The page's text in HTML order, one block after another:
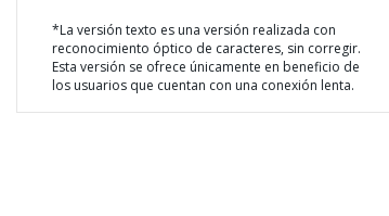
*La versión texto es una versión realizada con
reconocimiento óptico de caracteres, sin corregir.
Esta versión se ofrece únicamente en beneficio de
los usuarios que cuentan con una conexión lenta.